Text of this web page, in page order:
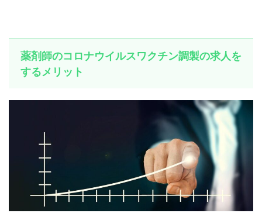
薬剤師のコロナウイルスワクチン調製の求人を
するメリット